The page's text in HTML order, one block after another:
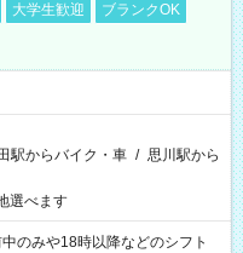
大学生歓迎
ブランクOK
駅からバイク・車 / 思川駅から
選べます
のみや18時以降などのシフト